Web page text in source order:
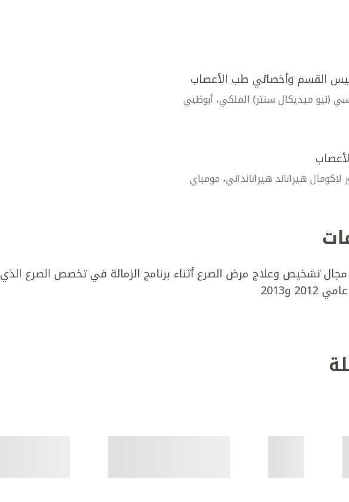
القسم وأخصائي طب الأعصاب
ميديكال سنتر) الملكي، أبوظبي
هيراناند هيرانانداني، مومباي
تشخيص وعلاج مرض الصرع أثناء برنامج الزمالة في تخصص الصرع الذي
و2013